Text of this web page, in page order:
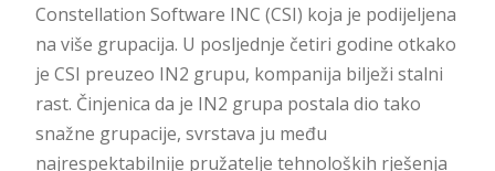
Constellation Software INC (CSI) koja je podijeljena
na više grupacija. U posljednje četiri godine otkako
je CSI preuzeo IN2 grupu, kompanija bilježi stalni
rast. Činjenica da je IN2 grupa postala dio tako
snažne grupacije, svrstava ju među
najrespektabilnije pružatelje tehnoloških rješenja